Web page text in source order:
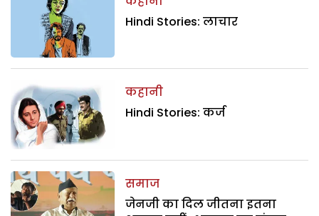
Hindi Stories: लाचार
कहानी
Hindi Stories: कर्ज
समाज
जेनजी का दिल जीतना इतना